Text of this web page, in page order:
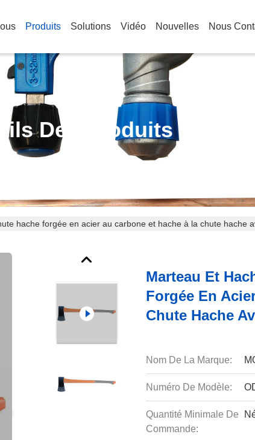
Produits Solutions Vidéo Nouvelles Nous
Des Produits
hache forgée en acier au carbone et hache à la chute hache
Marteau Et
Forgée En
Chute Hache
Nom De La Marque:
Numéro De Modèle:
Quantité Minimale De
Commande: